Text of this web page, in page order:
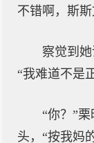
不错啊，斯
察觉到
“我难道不是
“你？”
头，“按我妈